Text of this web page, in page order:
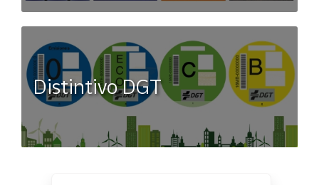
Distintivo DGT